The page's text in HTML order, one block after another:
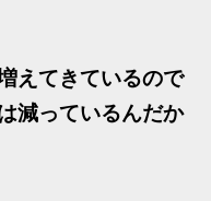
えてきているので
減っているんだか